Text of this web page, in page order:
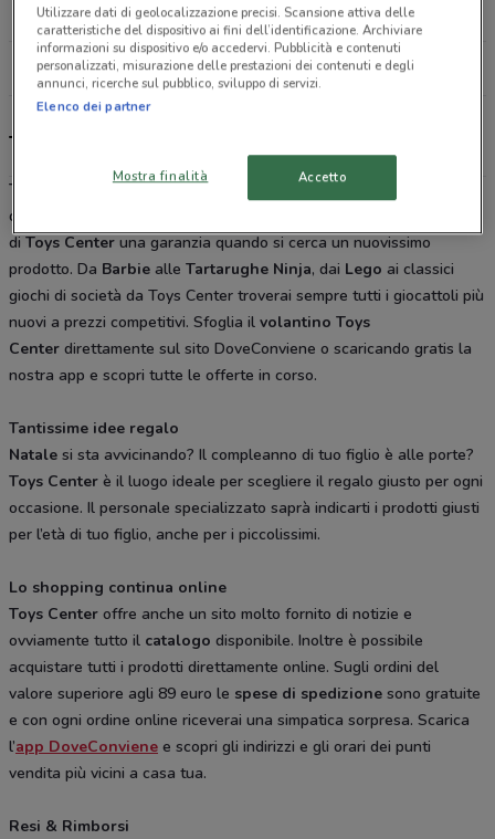
15.1 km
CHIUSO
Tutti i negozi Toys Center
Toys Center, offerte e negozi
Toys Center è la catena leader nella vendita di
qualità e il vasto assortimento di giochi delle migliori marche fanno
di Toys Center una garanzia quando si cerca un nuovissimo
prodotto. Da Barbie alle Tartarughe Ninja, dai Lego ai classici
giochi di società da Toys Center troverai sempre tutti i giocattoli più
nuovi a prezzi competitivi. Sfoglia il volantino Toys
Center direttamente sul sito DoveConviene o scaricando gratis la
nostra app e scopri tutte le offerte in corso.
Tantissime idee regalo
Natale si sta avvicinando? Il compleanno di tuo figlio è alle porte?
Toys Center è il luogo ideale per scegliere il regalo giusto per ogni
occasione. Il personale specializzato saprà indicarti i prodotti giusti
per l’età di tuo figlio, anche per i piccolissimi.
Lo shopping continua online
Toys Center offre anche un sito molto fornito di notizie e
ovviamente tutto il catalogo disponibile. Inoltre è possibile
acquistare tutti i prodotti direttamente online. Sugli ordini del
valore superiore agli 89 euro le spese di spedizione sono gratuite
e con ogni ordine online riceverai una simpatica sorpresa. Scarica
l’app DoveConviene e scopri gli indirizzi e gli orari dei punti
vendita più vicini a casa tua.
Resi & Rimborsi
Utilizzare dati di geolocalizzazione precisi. Scansione attiva delle
caratteristiche del dispositivo ai fini dell’identificazione. Archiviare
informazioni su dispositivo e/o accedervi. Pubblicità e contenuti
personalizzati, misurazione delle prestazioni dei contenuti e degli
annunci, ricerche sul pubblico, sviluppo di servizi.
Elenco dei partner
Mostra finalità Accetto